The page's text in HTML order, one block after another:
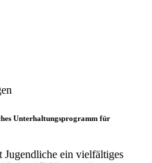
Unterhaltungsprogramm für
ein vielfältiges